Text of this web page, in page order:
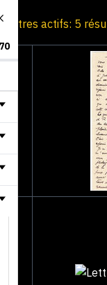
Filtres actifs: 5